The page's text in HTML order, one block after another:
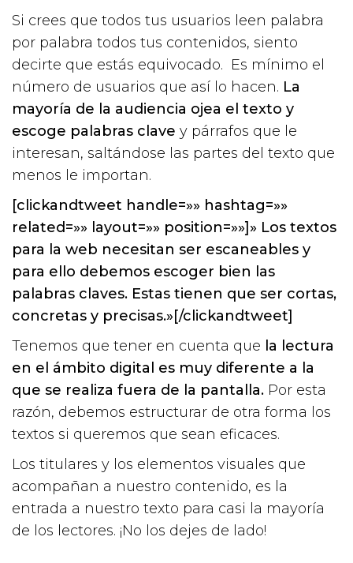
Si crees que todos tus usuarios leen palabra
por palabra todos tus contenidos, siento
decirte que estás equivocado. Es mínimo el
número de usuarios que así lo hacen. La
mayoría de la audiencia ojea el texto y
escoge palabras clave y párrafos que le
interesan, saltándose las partes del texto que
menos le importan.
[clickandtweet handle=»» hashtag=»»
related=»» layout=»» position=»»]» Los textos
para la web necesitan ser escaneables y
para ello debemos escoger bien las
palabras claves. Estas tienen que ser cortas,
concretas y precisas.»[/clickandtweet]
Tenemos que tener en cuenta que la lectura
en el ámbito digital es muy diferente a la
que se realiza fuera de la pantalla. Por esta
razón, debemos estructurar de otra forma los
textos si queremos que sean eficaces.
Los titulares y los elementos visuales que
acompañan a nuestro contenido, es la
entrada a nuestro texto para casi la mayoría
de los lectores. ¡No los dejes de lado!